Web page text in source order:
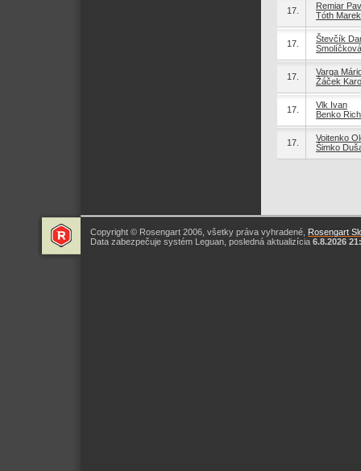
17.
Remiar
Tóth Marek
17.
Števčík
17.
Varga
Žáček
17.
Vlk Ivan
Benko
17.
Voitenko
Šimko
Copyright © Rosengart 2006, všetky práva vyhradené, Rosengart
Data zabezpečuje systém Leguan, posledná aktualizícia 6.8.2026